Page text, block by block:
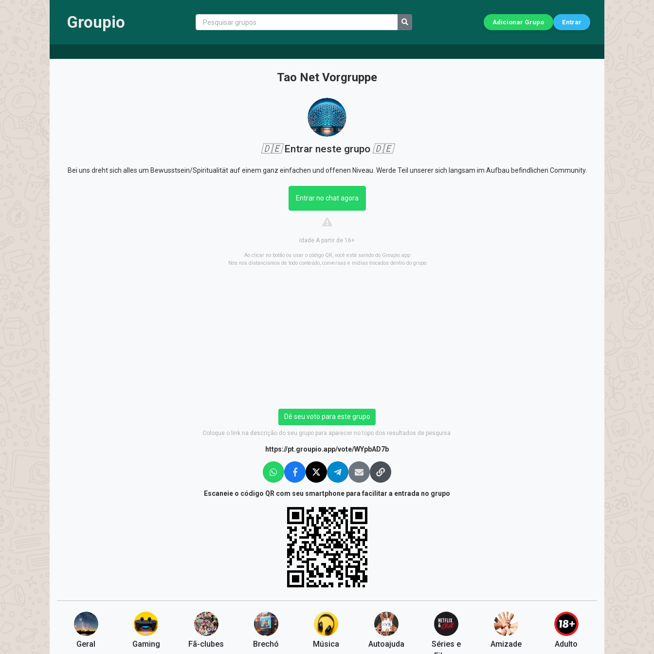
Groupio Adicionar Grupo Entrar
Tao Net Vorgruppe
🇩🇪Entrar neste grupo 🇩🇪
Bei uns dreht sich alles um Bewusstsein/Spiritualität auf einem ganz einfachen und offenen Niveau. Werde Teil unserer sich langsam im Aufbau befindlichen Community.
Entrar no chat agora
Idade A partir de 16+
Ao clicar no botão ou usar o código QR, você está saindo do Groupio.app
Nós nos distanciamos de todo conteúdo, conversas e mídias trocados dentro do grupo
Dê seu voto para este grupo
Coloque o link na descrição do seu grupo para aparecer no topo dos resultados de pesquisa.
https://pt.groupio.app/vote/WYpbAD7b
Escaneie o código QR com seu smartphone para facilitar a entrada no grupo
Geral Gaming Fã-clubes Brechó Música Autoajuda
Séries e
Amizade Adulto